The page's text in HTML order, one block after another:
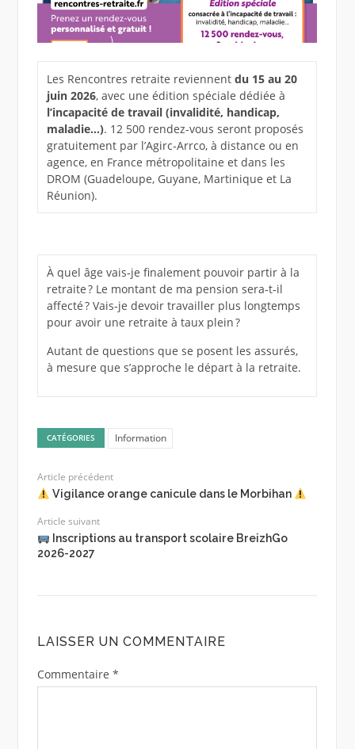
Les Rencontres retraite reviennentdu 15 au 20
juin 2026, avec une édition spéciale dédiée à
l’incapacité de travail (invalidité, handicap,
maladie…). 12 500 rendez-vous seront proposés
gratuitement par l’Agirc-Arrco, à distance ou en
agence, en France métropolitaine et dans les
DROM (Guadeloupe, Guyane, Martinique et La
Réunion).
À quel âge vais‑je finalement pouvoir partir à la
retraite ? Le montant de ma pension sera‑t‑il
affecté ? Vais‑je devoir travailler plus longtemps
pour avoir une retraite à taux plein ?
Autant de questions que se posent les assurés,
à mesure que s’approche le départ à la retraite.
CATÉGORIES Information
Article précédent
Vigilance orange canicule dans le Morbihan
Article suivant
Inscriptions au transport scolaire BreizhGo
2026-2027
LAISSER UN COMMENTAIRE
Commentaire *